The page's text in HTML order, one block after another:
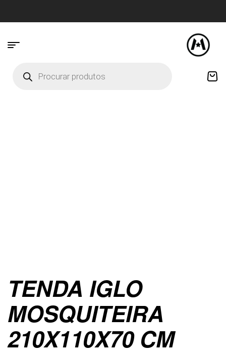
TENDA IGLO
MOSQUITEIRA
210X110X70 CM